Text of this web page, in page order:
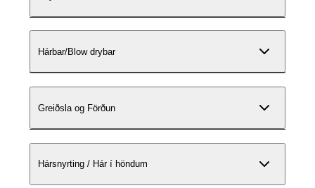
Hárbar/Blow drybar
Greiðsla og Förðun
Hársnyrting / Hár í höndum